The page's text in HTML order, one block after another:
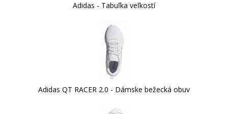
Adidas - Tabuľka veľkostí
Adidas QT RACER 2.0 - Dámske bežecká obuv